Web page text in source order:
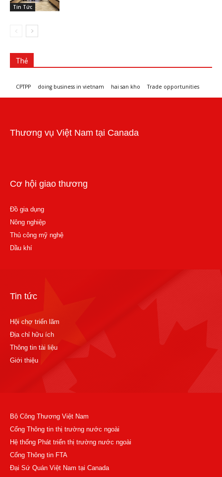
Tin Tức
Thẻ
CPTPP doing business in vietnam hai san kho Trade opportunities
Thương vụ Việt Nam tại Canada
Cơ hội giao thương
Đồ gia dụng
Nông nghiệp
Thủ công mỹ nghệ
Dầu khí
Tin tức
Hội chợ triển lãm
Địa chỉ hữu ích
Thông tin tài liệu
Giới thiệu
Bộ Công Thương Việt Nam
Cổng Thông tin thị trường nước ngoài
Hệ thống Phát triển thị trường nước ngoài
Cổng Thông tin FTA
Đại Sứ Quán Việt Nam tại Canada